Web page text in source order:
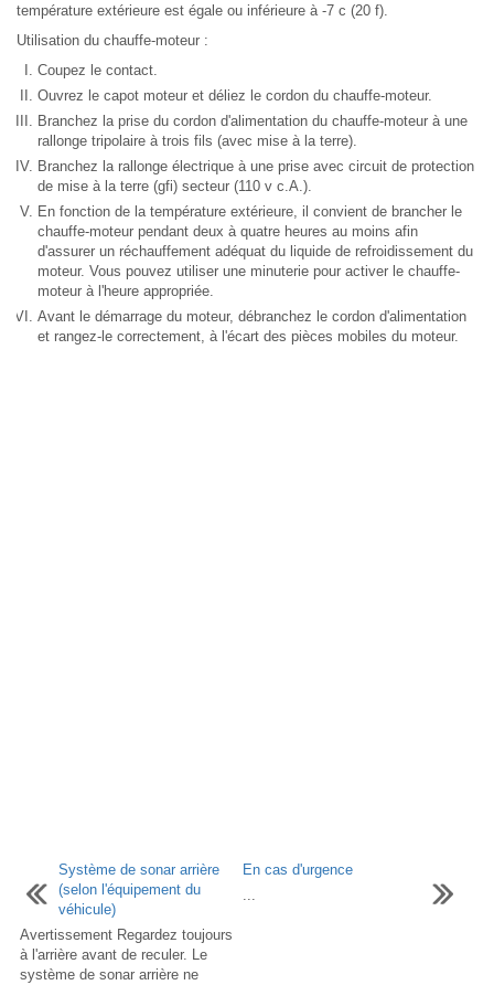
température extérieure est égale ou inférieure à -7 c (20 f).
Utilisation du chauffe-moteur :
Coupez le contact.
Ouvrez le capot moteur et déliez le cordon du chauffe-moteur.
Branchez la prise du cordon d'alimentation du chauffe-moteur à une
rallonge tripolaire à trois fils (avec mise à la terre).
Branchez la rallonge électrique à une prise avec circuit de protection
de mise à la terre (gfi) secteur (110 v c.A.).
En fonction de la température extérieure, il convient de brancher le
chauffe-moteur pendant deux à quatre heures au moins afin
d'assurer un réchauffement adéquat du liquide de refroidissement du
moteur. Vous pouvez utiliser une minuterie pour activer le chauffe-
moteur à l'heure appropriée.
Avant le démarrage du moteur, débranchez le cordon d'alimentation
et rangez-le correctement, à l'écart des pièces mobiles du moteur.
Système de sonar arrière
(selon l'équipement du
véhicule)
Avertissement Regardez toujours
à l'arrière avant de reculer. Le
système de sonar arrière ne
En cas d'urgence
...